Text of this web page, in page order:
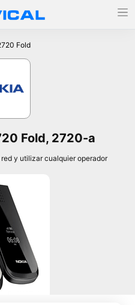
Fold
Fold, 2720-a
y utilizar cualquier operador